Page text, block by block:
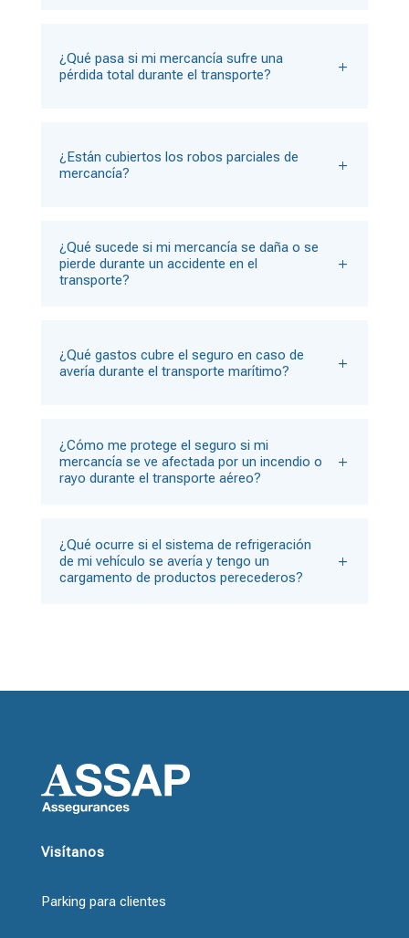
¿Qué pasa si mi mercancía sufre una
pérdida total durante el transporte?
¿Están cubiertos los robos parciales de
mercancía?
¿Qué sucede si mi mercancía se daña o se
pierde durante un accidente en el
transporte?
¿Qué gastos cubre el seguro en caso de
avería durante el transporte marítimo?
¿Cómo me protege el seguro si mi
mercancía se ve afectada por un incendio o
rayo durante el transporte aéreo?
¿Qué ocurre si el sistema de refrigeración
de mi vehículo se avería y tengo un
cargamento de productos perecederos?
Visítanos
Parking para clientes